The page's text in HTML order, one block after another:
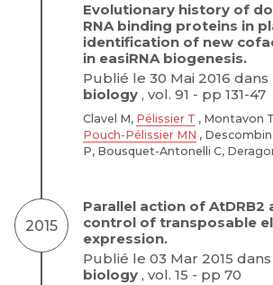
Evolutionary history of
RNA binding proteins in
identification of new
in easiRNA biogenesis.
Publié le 30 Mai 2016 dans
biology , vol. 91 - pp 131-47
Clavel M, Pélissier T , Montavon
Pouch-Pélissier MN ,
P, Bousquet-Antonelli C,
2015
Parallel action of AtDRB2
control of transposable
expression.
Publié le 03 Mar 2015 dans
biology , vol. 15 - pp 70